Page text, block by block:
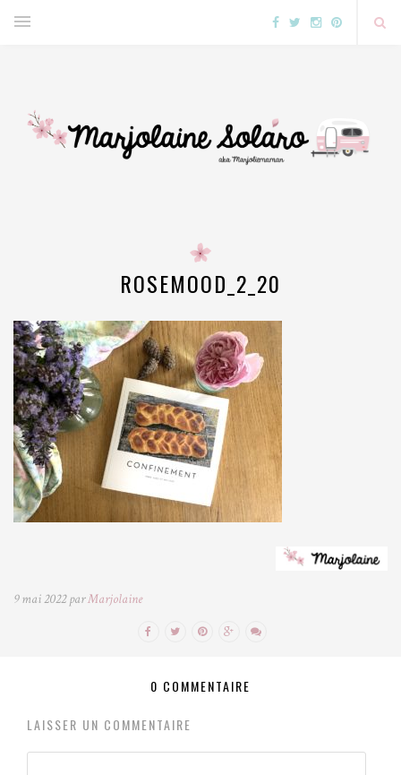
ROSEMOOD_2_20
9 mai 2022 parMarjolaine
0 COMMENTAIRE
LAISSER UN COMMENTAIRE